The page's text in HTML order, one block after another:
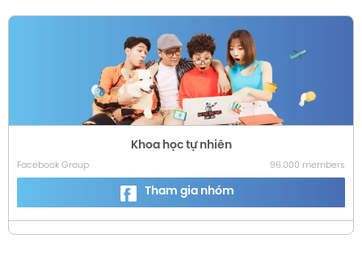
Khoa học tự nhiên
Facebook Group 96.000 members
Tham gia nhóm